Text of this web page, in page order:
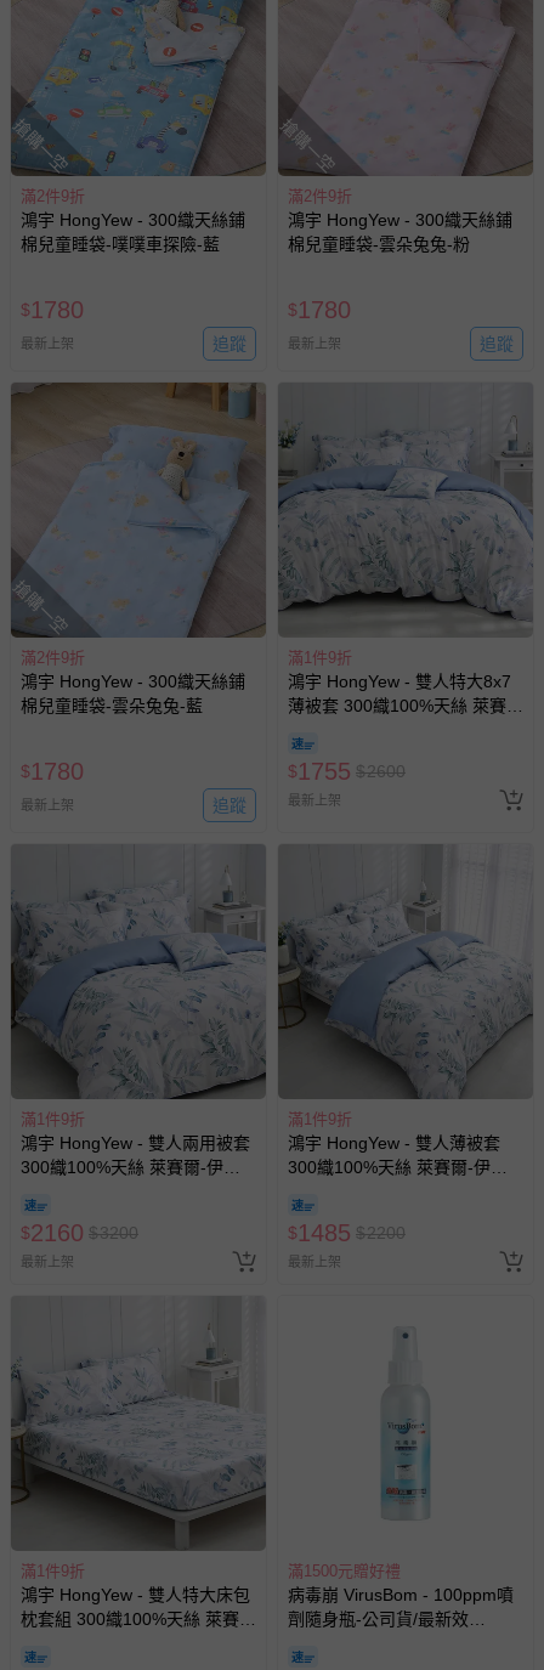
搶購一空
滿2件9折
鴻宇 HongYew - 300織天絲鋪
棉兒童睡袋-噗噗車探險-藍
$1780
最新上架 追蹤
搶購一空
滿2件9折
鴻宇 HongYew - 300織天絲鋪
棉兒童睡袋-雲朵兔兔-粉
$1780
最新上架 追蹤
搶購一空
滿2件9折
鴻宇 HongYew - 300織天絲鋪
棉兒童睡袋-雲朵兔兔-藍
$1780
最新上架 追蹤
滿1件9折
鴻宇 HongYew - 雙人特大8x7
薄被套 300織100%天絲 萊賽
$1755 $2600
最新上架
滿1件9折
鴻宇 HongYew - 雙人兩用被套
300織100%天絲 萊賽爾-伊凡
$2160 $3200
最新上架
滿1件9折
鴻宇 HongYew - 雙人薄被套
300織100%天絲 萊賽爾-伊凡
$1485 $2200
最新上架
滿1件9折
鴻宇 HongYew - 雙人特大床包
枕套組 300織100%天絲 萊賽
滿1500元贈好禮
病毒崩 VirusBom - 100ppm噴
劑隨身瓶-公司貨/最新效